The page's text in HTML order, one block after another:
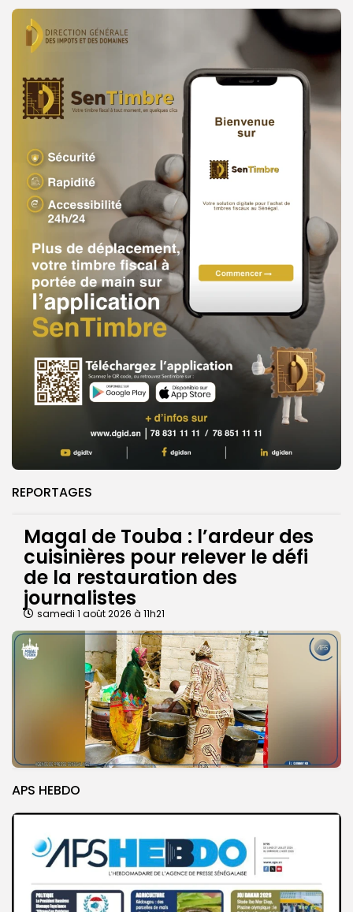
REPORTAGES
Magal de Touba : l’ardeur des
cuisinières pour relever le défi
de la restauration des
journalistes
samedi 1 août 2026 à 11h21
APS HEBDO